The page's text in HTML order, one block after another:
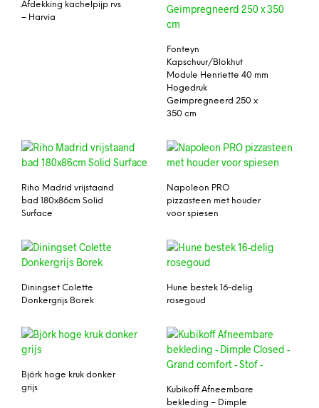
Afdekking kachelpijp rvs
– Harvia
Fonteyn
Kapschuur/Blokhut
Module Henriette 40 mm
Hogedruk
Geimpregneerd 250 x
350 cm
Riho Madrid vrijstaand
bad 180x86cm Solid
Surface
Napoleon PRO
pizzasteen met houder
voor spiesen
Diningset Colette
Donkergrijs Borek
Hune bestek 16-delig
rosegoud
Björk hoge kruk donker
grijs
Kubikoff Afneembare
bekleding – Dimple